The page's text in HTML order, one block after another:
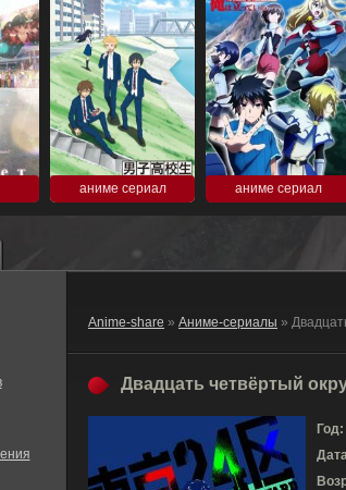
аниме сериал аниме сериал
Anime-share » Аниме-сериалы »
Двадцать четвёртый
Год: